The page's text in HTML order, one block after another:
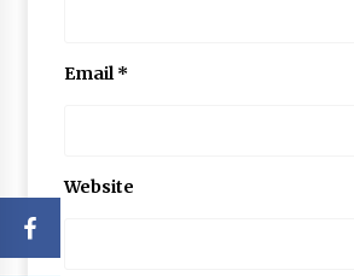
Email*
Website